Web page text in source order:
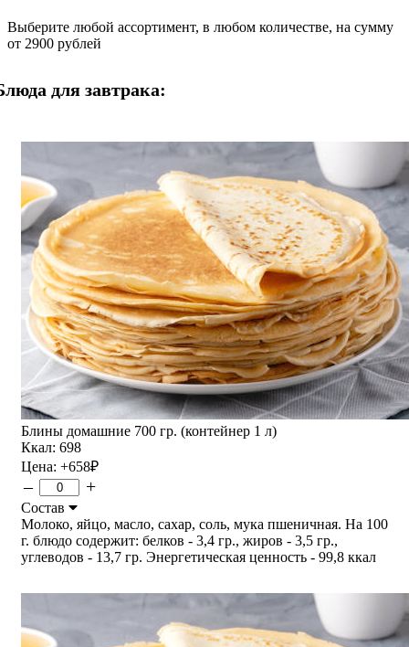
Выберите любой ассортимент, в любом количестве, на сумму
от 2900 рублей
для завтрака:
Блины домашние 700 гр. (контейнер 1 л)
Ккал: 698
Цена: +658₽
– +
Состав
Молоко, яйцо, масло, сахар, соль, мука пшеничная. На 100
г. блюдо содержит: белков - 3,4 гр., жиров - 3,5 гр.,
углеводов - 13,7 гр. Энергетическая ценность - 99,8 ккал